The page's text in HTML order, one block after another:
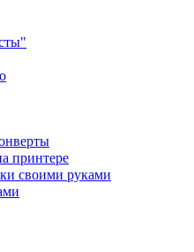
принтере
своими руками